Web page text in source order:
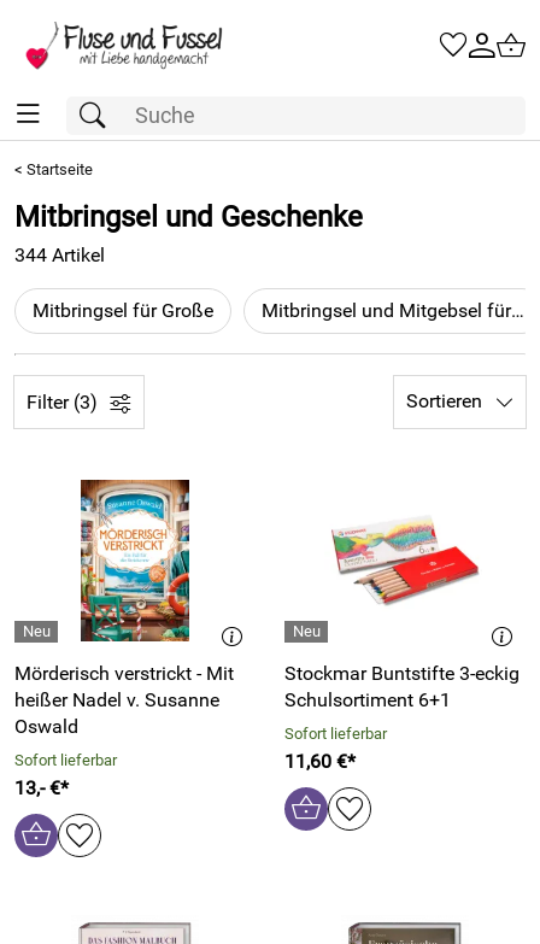
< Startseite
Mitbringsel und Geschenke
344 Artikel
Mitbringsel für Große Mitbringsel und Mitgebsel für Kinder
Filter (3) Sortieren
Mörderisch verstrickt - Mit
heißer Nadel v. Susanne
Oswald
Sofort lieferbar
13,- €*
Stockmar Buntstifte 3-eckig
Schulsortiment 6+1
Sofort lieferbar
11,60 €*